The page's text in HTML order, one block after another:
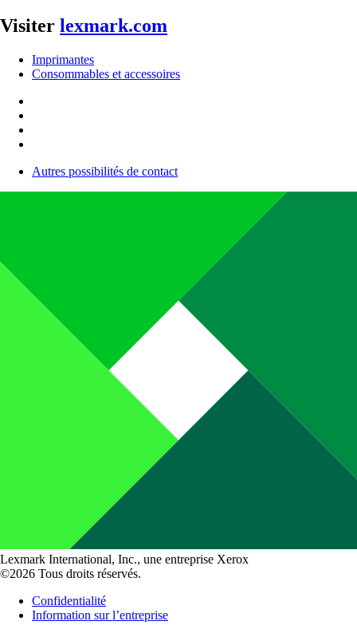
Visiter lexmark.com
Imprimantes
Consommables et accessoires
Autres possibilités de contact
Lexmark International, Inc., une entreprise Xerox
©2026 Tous droits réservés.
Confidentialité
Information sur l’entreprise